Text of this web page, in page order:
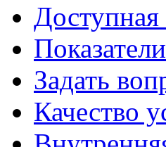
Доступная
Задать
Качество